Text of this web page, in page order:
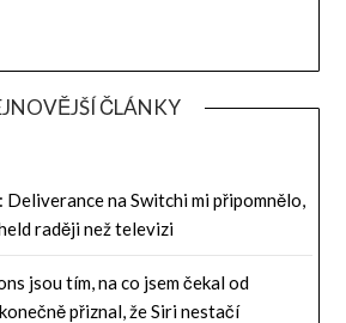
ČLÁNKY
Deliverance na Switchi mi připomnělo,
raději než televizi
jsou tím, na co jsem čekal od
přiznal, že Siri nestačí